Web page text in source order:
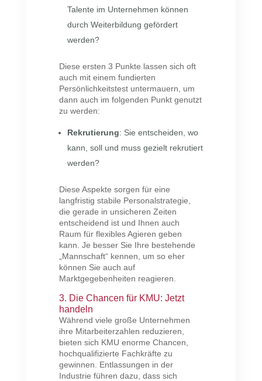
Talente im Unternehmen können
durch Weiterbildung gefördert
werden?
Diese ersten 3 Punkte lassen sich oft
auch mit einem fundierten
Persönlichkeitstest untermauern, um
dann auch im folgenden Punkt genutzt
zu werden:
Rekrutierung: Sie entscheiden, wo
kann, soll und muss gezielt rekrutiert
werden?
Diese Aspekte sorgen für eine
langfristig stabile Personalstrategie,
die gerade in unsicheren Zeiten
entscheidend ist und Ihnen auch
Raum für flexibles Agieren geben
kann. Je besser Sie Ihre bestehende
„Mannschaft“ kennen, um so eher
können Sie auch auf
Marktgegebenheiten reagieren.
3. Die Chancen für KMU: Jetzt
handeln
Während viele große Unternehmen
ihre Mitarbeiterzahlen reduzieren,
bieten sich KMU enorme Chancen,
hochqualifizierte Fachkräfte zu
gewinnen. Entlassungen in der
Industrie führen dazu, dass sich